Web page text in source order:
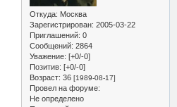
Откуда: Москва
Зарегистрирован: 2005-03-22
Приглашений: 0
Сообщений: 2864
Уважение: [+0/-0]
Позитив: [+0/-0]
Возраст: 36 [1989-08-17]
Провел на форуме:
Не определено